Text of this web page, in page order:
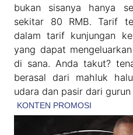
bukan sisanya hanya
sekitar 80 RMB. Tarif
dalam tarif kunjungan
yang dapat
di sana. Anda takut?
berasal dari mahluk
udara dan pasir dari